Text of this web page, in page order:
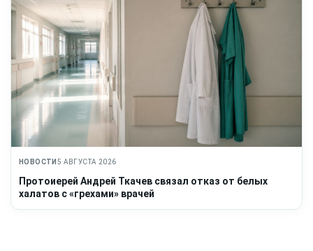
НОВОСТИ 5 АВГУСТА 2026
Протоиерей Андрей Ткачев связал отказ от белых
халатов с «грехами» врачей